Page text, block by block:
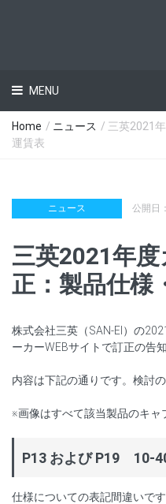
MENU
Home / ニュース / 三英2021
運賃表
ニュース 公開日
三英2021年
正：製品仕様
株式会社三英（SAN-EI）の
ーカーWEBサイトで訂正の告
内容は下記の通りです。検討
※画像はすべて該当製品のキャ
P13 および P19 10-
仕様についての表記間違いです